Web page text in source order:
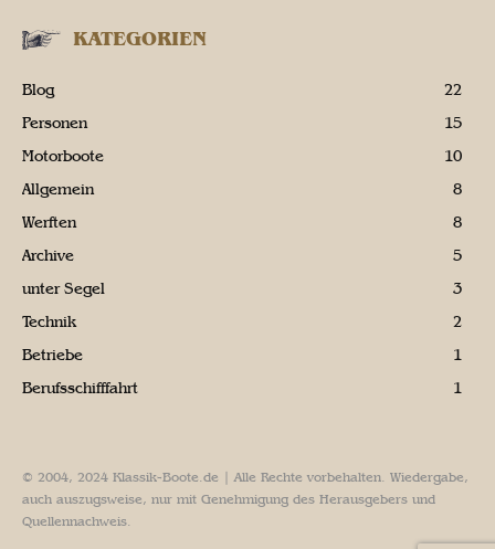
KATEGORIEN
Blog
22
Personen
15
Motorboote
10
Allgemein
8
Werften
8
Archive
5
unter Segel
3
Technik
2
Betriebe
1
Berufsschifffahrt
1
© 2004, 2024 Klassik-Boote.de | Alle Rechte vorbehalten. Wiedergabe,
auch auszugsweise, nur mit Genehmigung des Herausgebers und
Quellennachweis.